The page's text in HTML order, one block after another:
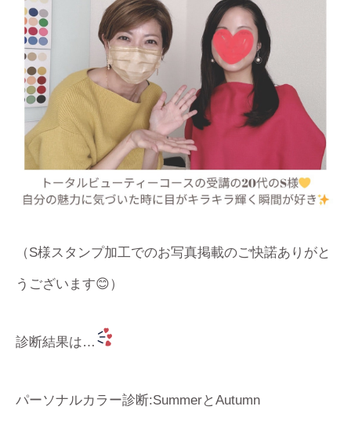
（S様スタンプ加工でのお写真掲載のご快諾ありがと
うございます😊）
診断結果は…
パーソナルカラー診断:SummerとAutumn